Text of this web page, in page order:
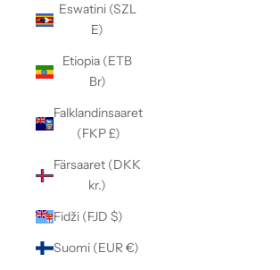
Eswatini (SZL
E)
Etiopia (ETB
Br)
Falklandinsaaret
(FKP £)
Färsaaret (DKK
kr.)
Fidži (FJD $)
Suomi (EUR €)